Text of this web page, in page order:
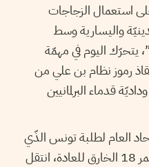
استعمال الزجاجات
واليسارية وسط
يتحرّك اليوم في مهمّة
رموز نظام بن علي من
قدماء البرلمانيين
العام لطلبة تونس الذّي